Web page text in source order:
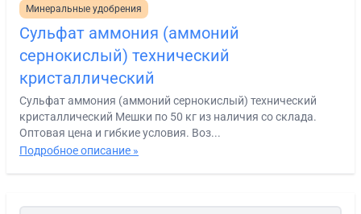
Минеральные удобрения
Сульфат аммония (аммоний
сернокислый) технический
кристаллический
Сульфат аммония (аммоний сернокислый) технический
кристаллический Мешки по 50 кг из наличия со склада.
Оптовая цена и гибкие условия. Воз...
Подробное описание »